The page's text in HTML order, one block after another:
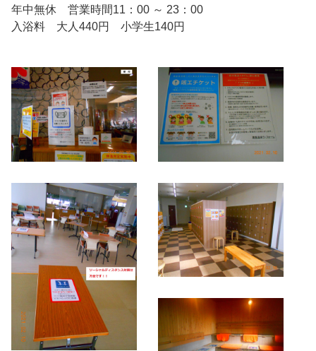
年中無休 営業時間11：00 ～ 23：00
入浴料 大人440円 小学生140円